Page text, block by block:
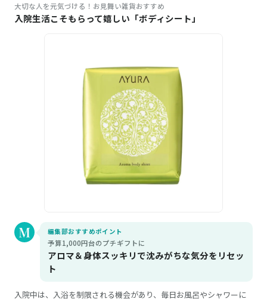
大切な人を元気づける！お見舞い雑貨おすすめ
入院生活こそもらって嬉しい「ボディシート」
編集部おすすめポイント
予算1,000円台のプチギフトに
アロマ＆身体スッキリで沈みがちな気分をリセッ
ト
入院中は、入浴を制限される機会があり、毎日お風呂やシャワーに